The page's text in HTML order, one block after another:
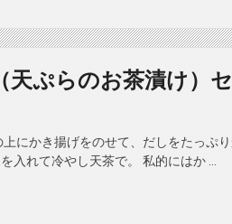
ぷらのお茶漬け）
にかき揚げをのせて、だしをたっぷ
入れて冷やし天茶で。 私的にはか …